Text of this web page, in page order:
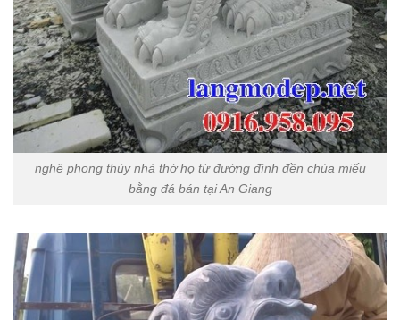
nghê phong thủy nhà thờ họ từ đường đình đền chùa miếu
bằng đá bán tại An Giang